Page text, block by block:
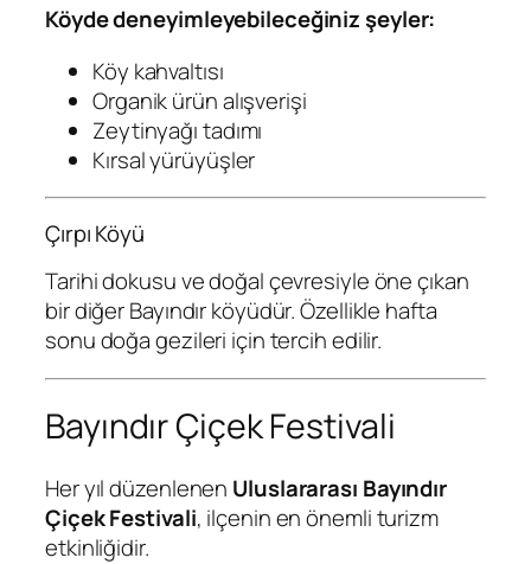
Köyde deneyimleyebileceğiniz şeyler:
Köy kahvaltısı
Organik ürün alışverişi
Zeytinyağı tadımı
Kırsal yürüyüşler
Çırpı Köyü
Tarihi dokusu ve doğal çevresiyle öne çıkan
bir diğer Bayındır köyüdür. Özellikle hafta
sonu doğa gezileri için tercih edilir.
Bayındır Çiçek Festivali
Her yıl düzenlenen Uluslararası Bayındır
Çiçek Festivali, ilçenin en önemli turizm
etkinliğidir.